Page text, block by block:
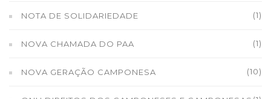
NOTA DE SOLIDARIEDADE (1)
NOVA CHAMADA DO PAA (1)
NOVA GERAÇÃO CAMPONESA (10)